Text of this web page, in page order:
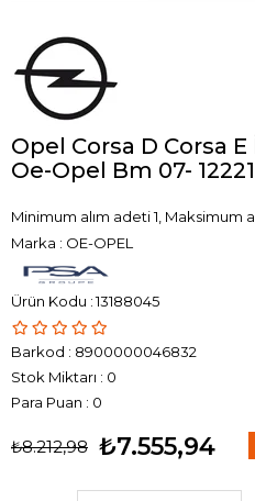
Opel Corsa D Corsa
Oe-Opel Bm 07-
Minimum alım adeti 1, Maksimum
Marka : OE-OPEL
13188045
Barkod : 8900000046832
Stok Miktarı : 0
Para Puan : 0
₺8.212,98 ₺7.555,94